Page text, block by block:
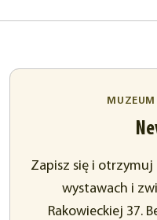
MUZEUM
Zapisz się i
wystawach i
Rakowieckiej 37.